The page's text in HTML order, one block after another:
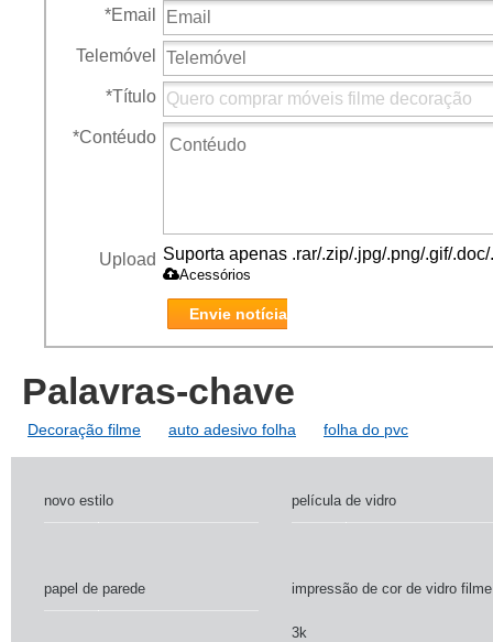
*Email
Telemóvel
*Título
*Contéudo
Upload Suporta apenas .rar/.zip/.jpg/.png/.gif/
Acessórios
Envie notícia
Palavras-chave
Decoração filme auto adesivo folha folha do pvc
novo estilo película de vidro
papel de parede impressão de cor de vidro filme
3k